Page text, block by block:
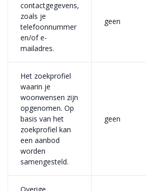
contactgegevens,
zoals je
telefoonnummer
en/of e-
mailadres.
geen
Het zoekprofiel
waarin je
woonwensen zijn
opgenomen. Op
basis van het
zoekprofiel kan
een aanbod
worden
samengesteld.
geen